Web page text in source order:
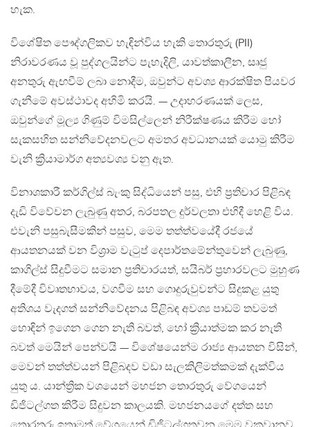
හැක.
විශේෂිත පෞද්ගලිකව හැඳින්විය හැකි තොරතුරු (PII)
නිරාවරණය වූ පුද්ගලයින්ට පැහැදිලි, යාවත්කාලීන, සෘජු
අනතුරු ඇඟවීම් ලබා නොදීම, ඔවුන්ට අවශ්‍ය ආරක්ෂිත පියවර
ගැනීමේ අවස්ථාවද අහිමි කරයි. — උදාහරණයක් ලෙස,
ඔවුන්ගේ මූල්‍ය ගිණුම් විමසිල්ලෙන් නිරීක්ෂණය කිරීම හෝ
සැකසහිත සන්නිවේදනවලට අමතර අවධානයක් යොමු කිරීම
වැනි ක්‍රියාමාර්ග අත්‍යවශ්‍ය වනු ඇත.
විනාශකාරී කර්ගිල්ස් බැංකු සිද්ධියෙන් පසු, එහි ප්‍රතිචාර පිළිබඳ
දැඩි විවේචන ලැබුණු අතර, බරපතල දුර්වලතා එහිදී හෙළි විය.
එවැනි පසුබැසීමකින් පසුව, මෙම තත්ත්වයේදී රජයේ
ආයතනයක් වන විශ්‍රාම වැටුප් දෙපාර්තමේන්තුවෙන් ලැබුණු,
කාගිල්ස් සිදුවීමට සමාන ප්‍රතිචාරයත්, සයිබර් ප්‍රහාරවලට මුහුණ
දීමේදී විවෘතභාවය, වගවීම සහ ගොදුරුවුවන්ට සිදුකළ යුතු
අතිශය වැදගත් සන්නිවේදනය පිළිබඳ අවශ්‍ය පාඩම් තවමත්
හොඳින් ඉගෙන ගෙන නැති බවත්, හෝ ක්‍රියාත්මක කර නැති
බවත් මෙයින් පෙන්වයි — විශේෂයෙන්ම රාජ්‍ය ආයතන විසින්,
මෙවන් තත්ත්වයන් පිළිබදව වඩා සැලකිලිමත්කමක් දැක්විය
යුතු ය. යාන්ත්‍රික වශයෙන් මහජන තොරතුරු වේගයෙන්
ඩිජිටල්ගත කිරීම සිදුවන කාලයකි. මහජනයගේ දත්ත සහ